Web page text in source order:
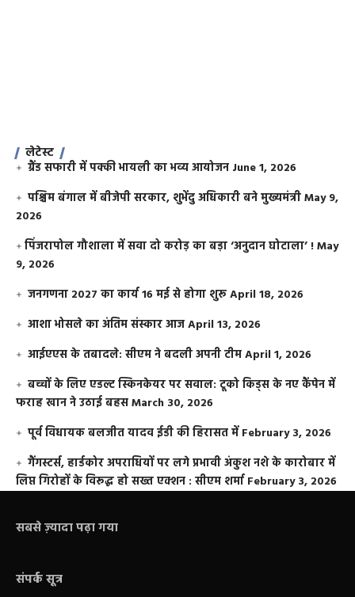
लेटेस्ट
ग्रैंड सफारी में पक्की भायली का भव्य आयोजन June 1, 2026
पश्चिम बंगाल में बीजेपी सरकार, शुभेंदु अधिकारी बने मुख्यमंत्रीMay 9,
2026
​पिंजरापोल गौशाला में सवा दो करोड़ का बड़ा ‘अनुदान घोटाला’ !May
9, 2026
जनगणना 2027 का कार्य 16 मई से होगा शुरूApril 18, 2026
आशा भोसले का अंतिम संस्कार आजApril 13, 2026
आईएएस के तबादले: सीएम ने बदली अपनी टीमApril 1, 2026
बच्चों के लिए एडल्ट स्किनकेयर पर सवाल: टूको किड्स के नए कैंपेन में
फराह खान ने उठाई बहसMarch 30, 2026
पूर्व विधायक बलजीत यादव ईडी की हिरासत में February 3, 2026
गैंगस्टर्स, हार्डकोर अपराधियों पर लगे प्रभावी अंकुश नशे के कारोबार में
लिप्त गिरोहों के विरूद्ध हो सख्त एक्शन : सीएम शर्मा February 3, 2026
सबसे ज़्यादा पढ़ा गया
संपर्क सूत्र